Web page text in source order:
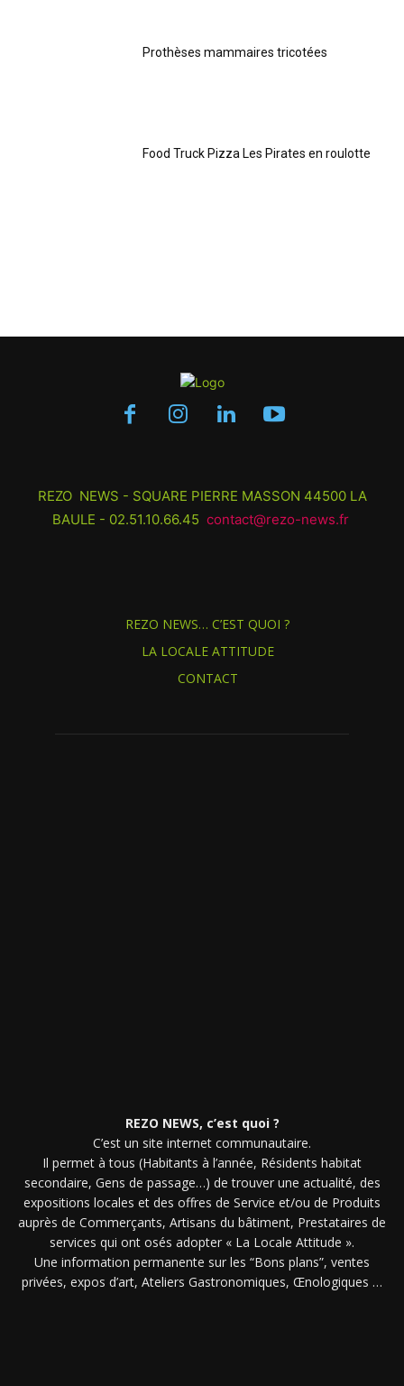
Prothèses mammaires tricotées
Food Truck Pizza Les Pirates en roulotte
REZO NEWS - SQUARE PIERRE MASSON 44500 LA
BAULE - 02.51.10.66.45 contact@rezo-news.fr
REZO NEWS… C’EST QUOI ?
LA LOCALE ATTITUDE
CONTACT
REZO NEWS, c’est quoi ?
C’est un site internet communautaire.
Il permet à tous (Habitants à l’année, Résidents habitat
secondaire, Gens de passage…) de trouver une actualité, des
expositions locales et des offres de Service et/ou de Produits
auprès de Commerçants, Artisans du bâtiment, Prestataires de
services qui ont osés adopter « La Locale Attitude ».
Une information permanente sur les “Bons plans”, ventes
privées, expos d’art, Ateliers Gastronomiques, Œnologiques …